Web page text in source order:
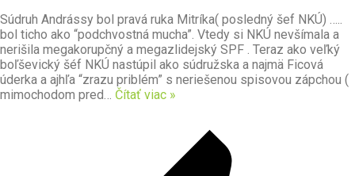
Súdruh Andrássy bol pravá ruka Mitríka( posledný šef NKÚ) …..
bol ticho ako “podchvostná mucha”. Vtedy si NKÚ nevšímala a
nerišila megakorupčný a megazlidejský SPF . Teraz ako veľký
boľševický šéf NKÚ nastúpil ako súdružska a najmä Ficová
úderka a ajhľa “zrazu priblém” s neriešenou spisovou zápchou (
mimochodom pred… Čítať viac »